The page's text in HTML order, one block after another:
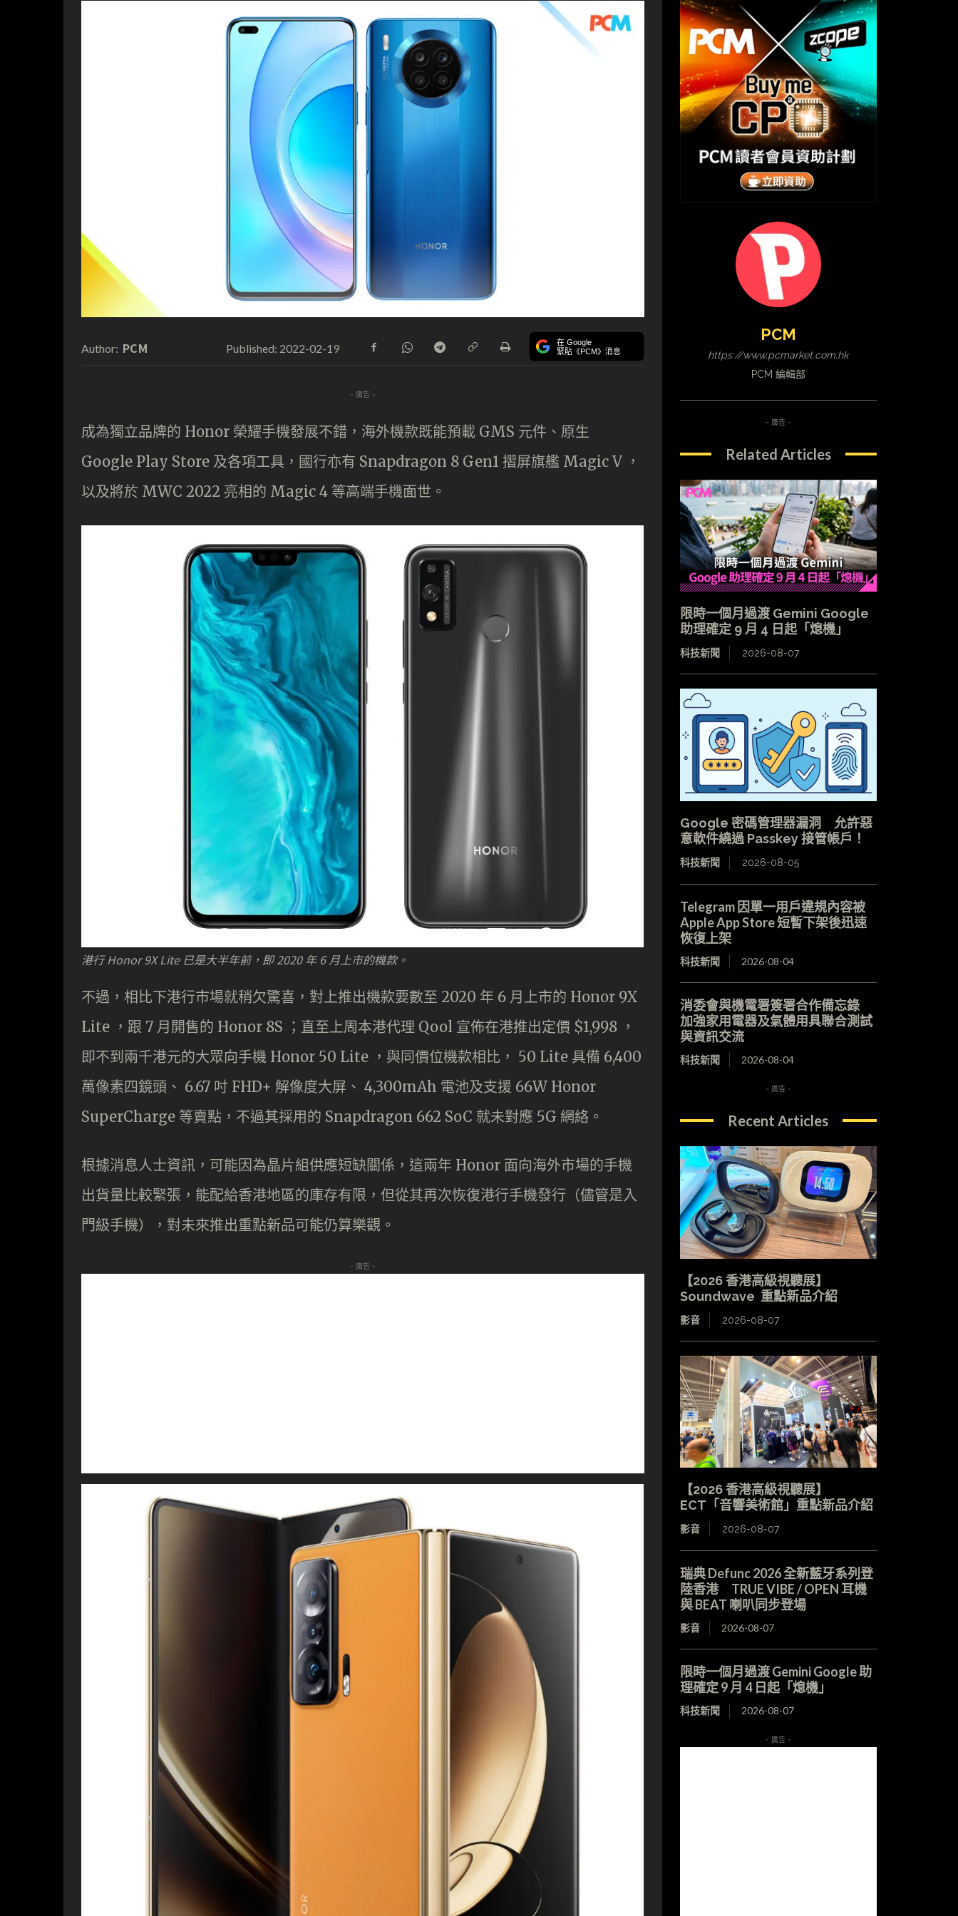
Author: PCM Published: 2022-02-19 在 Google
緊貼《PCM》消息
- 廣告 -
成為獨立品牌的 Honor 榮耀手機發展不錯，海外機款既能預載 GMS 元件、原生
Google Play Store 及各項工具，國行亦有 Snapdragon 8 Gen1 摺屏旗艦 Magic V ，
以及將於 MWC 2022 亮相的 Magic 4 等高端手機面世。
港行 Honor 9X Lite 已是大半年前，即 2020 年 6 月上市的機款。
不過，相比下港行市場就稍欠驚喜，對上推出機款要數至 2020 年 6 月上市的 Honor 9X
Lite ，跟 7 月開售的 Honor 8S ；直至上周本港代理 Qool 宣佈在港推出定價 $1,998 ，
即不到兩千港元的大眾向手機 Honor 50 Lite ，與同價位機款相比， 50 Lite 具備 6,400
萬像素四鏡頭、 6.67 吋 FHD+ 解像度大屏、 4,300mAh 電池及支援 66W Honor
SuperCharge 等賣點，不過其採用的 Snapdragon 662 SoC 就未對應 5G 網絡。
根據消息人士資訊，可能因為晶片組供應短缺關係，這兩年 Honor 面向海外市場的手機
出貨量比較緊張，能配給香港地區的庫存有限，但從其再次恢復港行手機發行（儘管是入
門級手機），對未來推出重點新品可能仍算樂觀。
- 廣告 -
PCM
https://www.pcmarket.com.hk
PCM 編輯部
- 廣告 -
Related Articles
限時一個月過渡 Gemini Google
助理確定 9 月 4 日起「熄機」
科技新聞 2026-08-07
Google 密碼管理器漏洞 允許惡
意軟件繞過 Passkey 接管帳戶！
科技新聞 2026-08-05
Telegram 因單一用戶違規內容被
Apple App Store 短暫下架後迅速
恢復上架
科技新聞 2026-08-04
消委會與機電署簽署合作備忘錄
加強家用電器及氣體用具聯合測試
與資訊交流
科技新聞 2026-08-04
- 廣告 -
Recent Articles
【2026 香港高級視聽展】
Soundwave 重點新品介紹
影音 2026-08-07
【2026 香港高級視聽展】
ECT「音響美術館」重點新品介紹
影音 2026-08-07
瑞典 Defunc 2026 全新藍牙系列登
陸香港 TRUE VIBE / OPEN 耳機
與 BEAT 喇叭同步登場
影音 2026-08-07
限時一個月過渡 Gemini Google 助
理確定 9 月 4 日起「熄機」
科技新聞 2026-08-07
- 廣告 -